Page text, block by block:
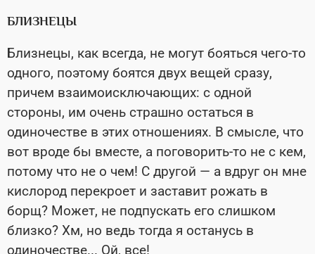
БЛИЗНЕЦЫ
Близнецы, как всегда, не могут бояться чего-то
одного, поэтому боятся двух вещей сразу,
причем взаимоисключающих: с одной
стороны, им очень страшно остаться в
одиночестве в этих отношениях. В смысле, что
вот вроде бы вместе, а поговорить-то не с кем,
потому что не о чем! С другой — а вдруг он мне
кислород перекроет и заставит рожать в
борщ? Может, не подпускать его слишком
близко? Хм, но ведь тогда я останусь в
одиночестве... Ой, все!